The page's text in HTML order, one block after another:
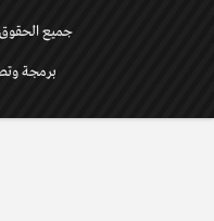
جميع الحقوق
برمجة